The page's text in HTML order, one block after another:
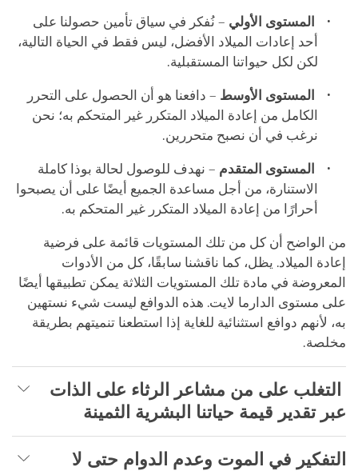
المستوى الأولي – نُفكر في سياق تأمين حصولنا على
أحد إعادات الميلاد الأفضل، ليس فقط في الحياة التالية،
لكن لكل حيواتنا المستقبلية.
المستوى الأوسط – دافعنا هو أن الحصول على التحرر
الكامل من إعادة الميلاد المتكرر غير المتحكم به؛ نحن
نرغب في أن نصبح متحررين.
المستوى المتقدم – نهدف للوصول لحالة بوذا كاملة
الاستنارة، من أجل مساعدة الجميع أيضًا على أن يصبحوا
أحرارًا من إعادة الميلاد المتكرر غير المتحكم به.
من الواضح أن كل من تلك المستويات قائمة على فرضية
إعادة الميلاد. يظل، كما ناقشنا سابقًا، كل من الأدوات
المعروضة في مادة تلك المستويات الثلاثة يمكن تطبيقها أيضًا
على مستوى الدارما لايت. هذه الدوافع ليست شيء نستهين
به، لأنهم دوافع استثنائية للغاية إذا استطعنا تنميتهم بطريقة
مخلصة.
التغلب على من مشاعر الرثاء على الذات
عبر تقدير قيمة حياتنا البشرية الثمينة
التفكير في الموت وعدم الدوام حتى لا